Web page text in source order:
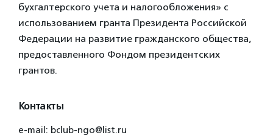
бухгалтерского учета и налогообложения» с
использованием гранта Президента Российской
Федерации на развитие гражданского общества,
предоставленного Фондом президентских
грантов.
Контакты
e-mail: bclub-ngo@list.ru